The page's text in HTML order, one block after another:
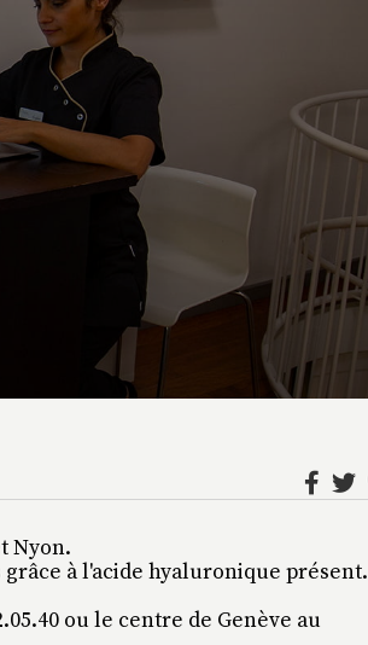
Nyon.
à l'acide hyaluronique présent.
ou le centre de Genève au